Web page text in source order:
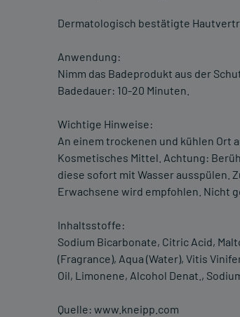
Dermatologisch bestätigte
Anwendung:
Nimm das Badeprodukt aus der
Badedauer: 10-20 Minuten.
Wichtige Hinweise:
An einem trockenen und kühlen Ort
Kosmetisches Mittel. Achtung:
diese sofort mit Wasser ausspülen.
Erwachsene wird empfohlen. Nicht
Inhaltsstoffe:
Sodium Bicarbonate, Citric Acid,
(Fragrance), Aqua (Water), Vitis
Oil, Limonene, Alcohol Denat.,
Quelle: www.kneipp.com